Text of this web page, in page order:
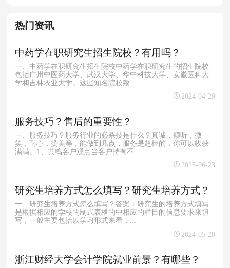
热门资讯
中药学在职研究生招生院校？有用吗？
一、中药学在职研究生招生院校中药学在职研究生的招生院校
包括广州中医药大学、武汉大学、华中科技大学、安徽医科大
学和吉林农业大学。这些知名院校致...
2024-04-29
服务技巧？售后的重要性？
一、服务技巧？服务行业的必杀技是什么？真诚，倾听，微
笑，耐心，赞美等，能做到几点，服务是超棒的，你可以收获
满满。1、共鸣客户观点当客户持有不...
2025-06-23
研究生培养方式怎么填写？研究生培养方式？
一、研究生培养方式怎么填写？答案：研究生的培养方式填写
是根据相应的学校的制式表格的中相应的栏目的信息要求来填
写，一般主要包括以学习形式来看，...
2024-05-28
浙江财经大学会计学院就业前景？有哪些？